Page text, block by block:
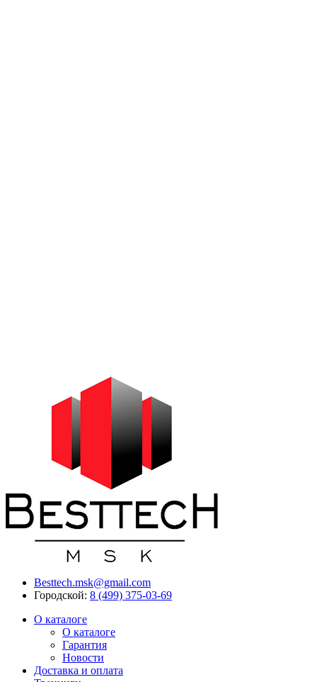
Besttech.msk@gmail.com
Городской: 8 (499) 375-03-69
О каталоге
О каталоге
Гарантия
Новости
Доставка и оплата